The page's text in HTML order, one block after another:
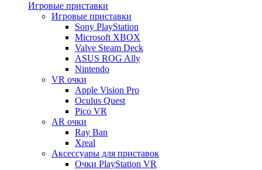
Игровые приставки
Игровые приставки
Sony PlayStation
Microsoft XBOX
Valve Steam Deck
ASUS ROG Ally
Nintendo
VR очки
Apple Vision Pro
Oculus Quest
Pico VR
AR очки
Ray Ban
Xreal
Аксессуары для приставок
Очки PlayStation VR